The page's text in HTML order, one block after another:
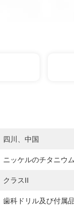
四川、中国
ニッケルのチタニウム
クラスII
歯科ドリル及び付属品